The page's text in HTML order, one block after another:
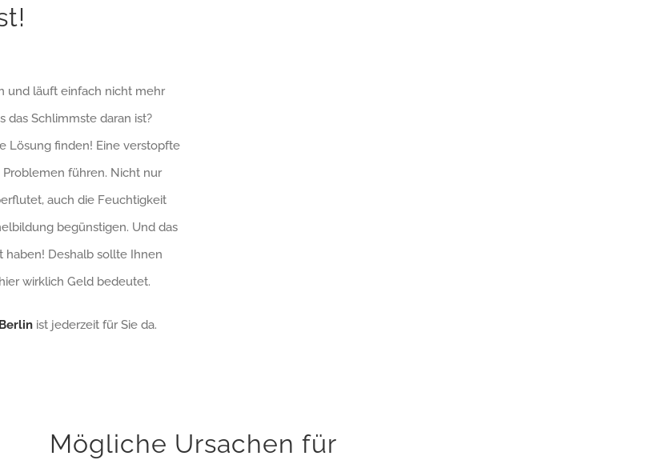
und läuft einfach nicht mehr
das Schlimmste daran ist?
Lösung finden! Eine verstopfte
führen. Nicht nur
auch die Feuchtigkeit
begünstigen. Und das
haben! Deshalb sollte Ihnen
wirklich Geld bedeutet.
ist jederzeit für Sie da.
Mögliche Ursachen für